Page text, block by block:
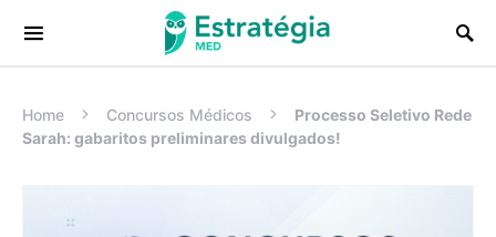
Procurar:
Home Concursos Médicos
Processo Seletivo Rede
Sarah: gabaritos preliminares divulgados!